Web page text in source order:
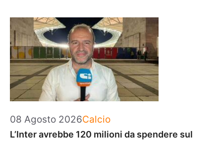
08 Agosto 2026Categorie
Calcio
L’Inter avrebbe 120 milioni da spendere sul